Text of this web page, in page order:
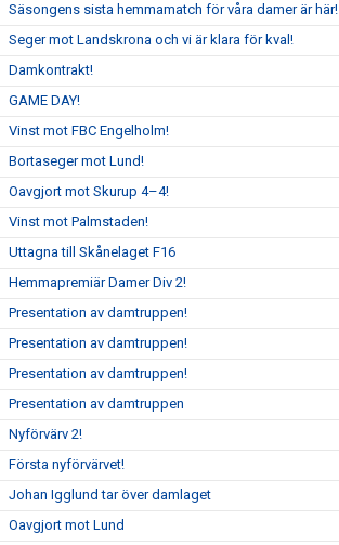
Säsongens sista hemmamatch för våra damer är här!
Seger mot Landskrona och vi är klara för kval!
Damkontrakt!
GAME DAY!
Vinst mot FBC Engelholm!
Bortaseger mot Lund!
Oavgjort mot Skurup 4–4!
Vinst mot Palmstaden!
Uttagna till Skånelaget F16
Hemmapremiär Damer Div 2!
Presentation av damtruppen!
Presentation av damtruppen!
Presentation av damtruppen!
Presentation av damtruppen
Nyförvärv 2!
Första nyförvärvet!
Johan Igglund tar över damlaget
Oavgjort mot Lund